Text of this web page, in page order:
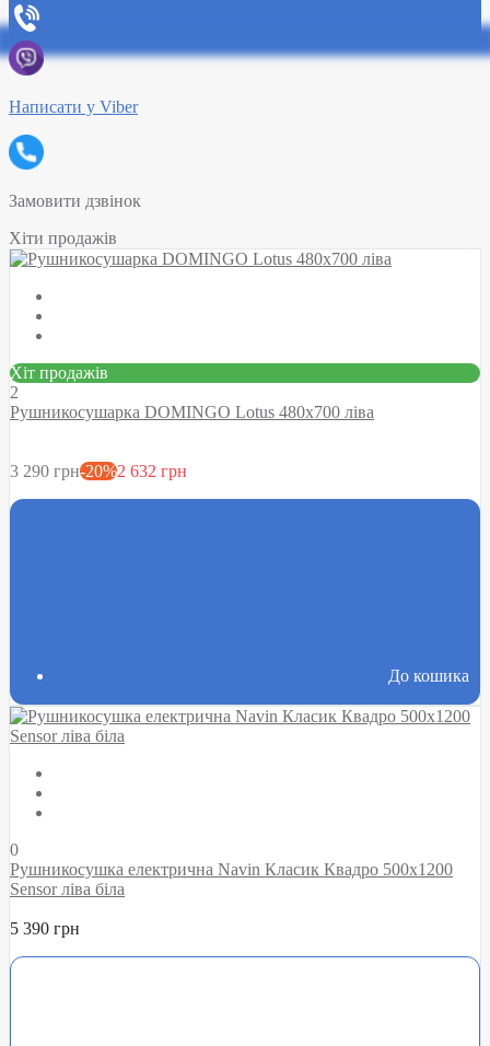
Написати у Viber
Замовити дзвінок
Хіти продажів
Хіт продажів
2
Рушникосушарка DOMINGO Lotus 480х700 ліва
3 290 грн-20%2 632 грн
До кошика
0
Рушникосушка електрична Navin Класик Квадро 500х1200
Sensor ліва біла
5 390 грн